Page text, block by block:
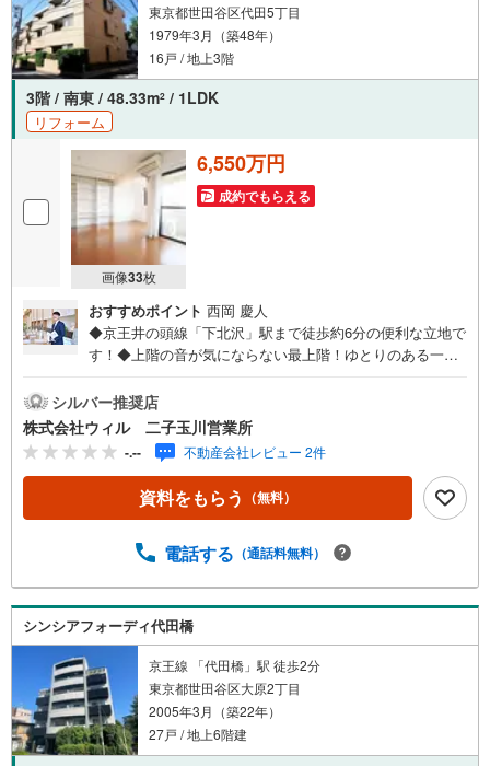
東京都世田谷区代田5丁目
1979年3月（築48年）
16戸 / 地上3階
3階 / 南東 / 48.33m2 / 1LDK
リフォーム
画像33枚
6,550万円
成約でもらえる
おすすめポイント 西岡 慶人
◆京王井の頭線「下北沢」駅まで徒歩約6分の便利な立地で
す！◆上階の音が気にならない最上階！ゆとりのある一人
通風良好のお住まいです！◆LDKは約17帖とゆとりのある
広さ！家具を置いてもゆったりと寛げます！◆リビング含
む全居室収納付き！お荷物の多い方にもおすすめです！◆
内装リフォーム実施済み！気持ち良く新生活を始められま
す！◆大切なご家族の一員である、ペットと一緒に暮らせ
るマンションです！（細則有）◆「成城石井（下北沢西口
10:00～19:00】上記時間はお電話が繋がりやすくなってお
合は「室内・現地を見学する（無料）」ボタンよりご希望
の日時をご記入いただけますとスムーズにご案内が可能で
す。【ウィル不動産販売はここが強み】（1）住宅ローンに
精通しており、社内にローン専門部署があります！（2）施
工実績多数のリフォーム部門も社内にあります！（3）定休
日なし！
シルバー推奨店
株式会社ウィル 二子玉川営業所
-.-- 不動産会社レビュー 2件
資料をもらう （無料）
電話する （通話料無料）
シンシアフォーディ代田橋
京王線 「代田橋」駅 徒歩2分
東京都世田谷区大原2丁目
2005年3月（築22年）
27戸 / 地上6階建